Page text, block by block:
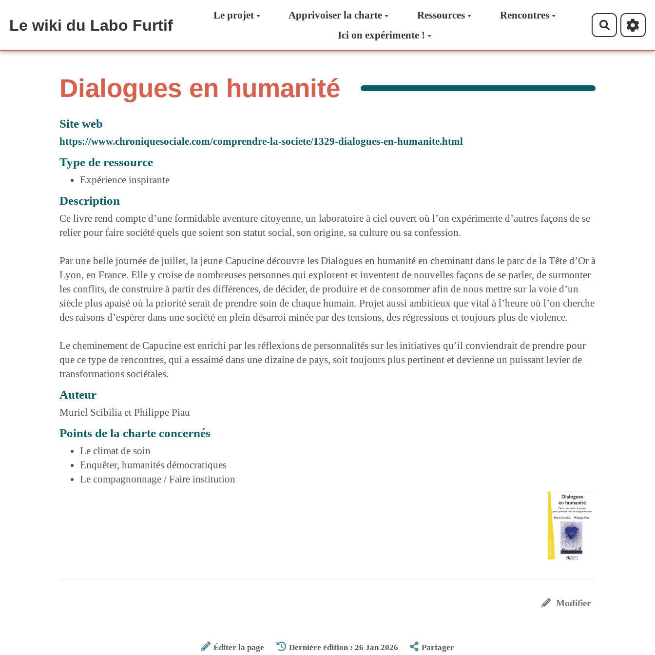
Le wiki du Labo Furtif
Le projet Apprivoiser la charte Ressources
Rencontres
Ici on expérimente !
Dialogues en humanité
Site web
https://www.chroniquesociale.com/comprendre-la-societe/1329-dialogues-en-humanite.html
Type de ressource
Expérience inspirante
Description
Ce livre rend compte d’une formidable aventure citoyenne, un laboratoire à ciel ouvert où l’on expérimente d’autres façons de se
relier pour faire société quels que soient son statut social, son origine, sa culture ou sa confession.
Par une belle journée de juillet, la jeune Capucine découvre les Dialogues en humanité en cheminant dans le parc de la Tête d’Or à
Lyon, en France. Elle y croise de nombreuses personnes qui explorent et inventent de nouvelles façons de se parler, de surmonter
les conflits, de construire à partir des différences, de décider, de produire et de consommer afin de nous mettre sur la voie d’un
siècle plus apaisé où la priorité serait de prendre soin de chaque humain. Projet aussi ambitieux que vital à l’heure où l’on cherche
des raisons d’espérer dans une société en plein désarroi minée par des tensions, des régressions et toujours plus de violence.
Le cheminement de Capucine est enrichi par les réflexions de personnalités sur les initiatives qu’il conviendrait de prendre pour
que ce type de rencontres, qui a essaimé dans une dizaine de pays, soit toujours plus pertinent et devienne un puissant levier de
transformations sociétales.
Auteur
Muriel Scibilia et Philippe Piau
Points de la charte concernés
Le climat de soin
Enquêter, humanités démocratiques
Le compagnonnage / Faire institution
Modifier
Éditer la page Dernière édition : 26 Jan 2026 Partager